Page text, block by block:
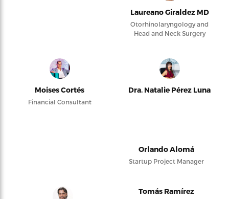
Laureano Giraldez MD
Otorhinolaryngology and
Head and Neck Surgery
Moises Cortés
Financial Consultant
Dra. Natalie Pérez Luna
Orlando Alomá
Startup Project Manager
Tomás Ramírez